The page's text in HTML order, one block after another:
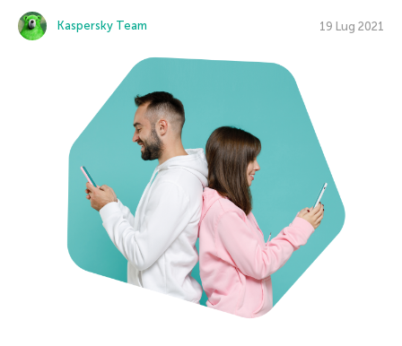
Kaspersky Team 19 Lug 2021